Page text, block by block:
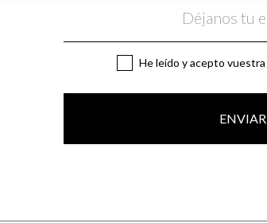
He leído y acepto vuestra
ENVIAR